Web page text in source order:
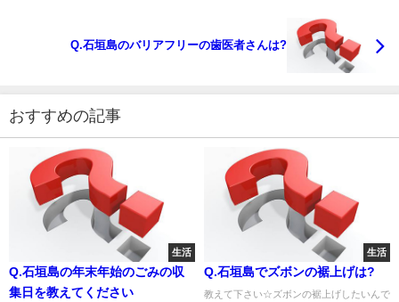
Q.石垣島のバリアフリーの歯医者さんは?
おすすめの記事
生活
Q.石垣島の年末年始のごみの収
集日を教えてください
生活
Q.石垣島でズボンの裾上げは?
教えて下さい☆ズボンの裾上げしたいんで